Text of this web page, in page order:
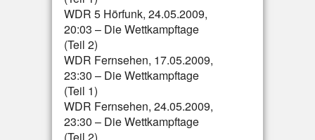
WDR 5 Hörfunk, 24.05.2009,
20:03 – Die Wettkampftage
(Teil 2)
WDR Fernsehen, 17.05.2009,
23:30 – Die Wettkampftage
(Teil 1)
WDR Fernsehen, 24.05.2009,
23:30 – Die Wettkampftage